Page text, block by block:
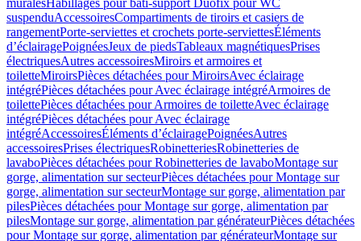
muralesHabillages pour bâti-support Duofix pour WC
suspenduAccessoiresCompartiments de tiroirs et casiers de
rangementPorte-serviettes et crochets porte-serviettesÉléments
d’éclairagePoignéesJeux de piedsTableaux magnétiquesPrises
électriquesAutres accessoiresMiroirs et armoires et
toiletteMiroirsPièces détachées pour MiroirsAvec éclairage
intégréPièces détachées pour Avec éclairage intégréArmoires de
toilettePièces détachées pour Armoires de toiletteAvec éclairage
intégréPièces détachées pour Avec éclairage
intégréAccessoiresÉléments d’éclairagePoignéesAutres
accessoiresPrises électriquesRobinetteriesRobinetteries de
lavaboPièces détachées pour Robinetteries de lavaboMontage sur
gorge, alimentation sur secteurPièces détachées pour Montage sur
gorge, alimentation sur secteurMontage sur gorge, alimentation par
pilesPièces détachées pour Montage sur gorge, alimentation par
pilesMontage sur gorge, alimentation par générateurPièces détachées
pour Montage sur gorge, alimentation par générateurMontage sur